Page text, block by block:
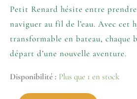
Petit Renard hésite entre
naviguer au fil de l’eau. Avec cet
transformable en bateau, chaque
départ d’une nouvelle aventure.
Disponibilité : Plus que 1 en stock